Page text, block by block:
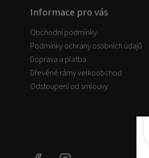
Informace pro vás
Obchodní podmínky
Podmínky ochrany osobních údajů
Doprava a platba
Dřevěné rámy velkoobchod
Odstoupení od smlouvy